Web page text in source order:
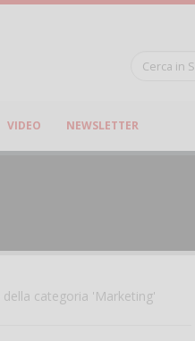
VIDEO NEWSLETTER
della categoria 'Marketing'